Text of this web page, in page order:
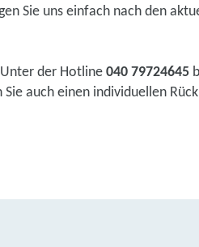
Sie uns einfach nach den
der Hotline 040 79724645
auch einen individuellen